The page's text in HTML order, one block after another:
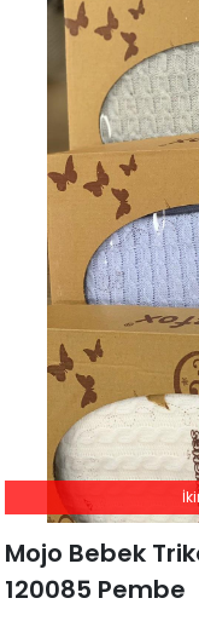
Mojo Bebek
120085 Pembe